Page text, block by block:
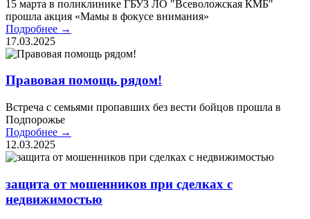
15 марта в поликлинике ГБУЗ ЛО "Всеволожская КМБ"
прошла акция «Мамы в фокусе внимания»
Подробнее →
17.03.2025
Правовая помощь рядом!
Встреча с семьями пропавших без вести бойцов прошла в
Подпорожье
Подробнее →
12.03.2025
защита от мошенников при сделках с
недвижимостью